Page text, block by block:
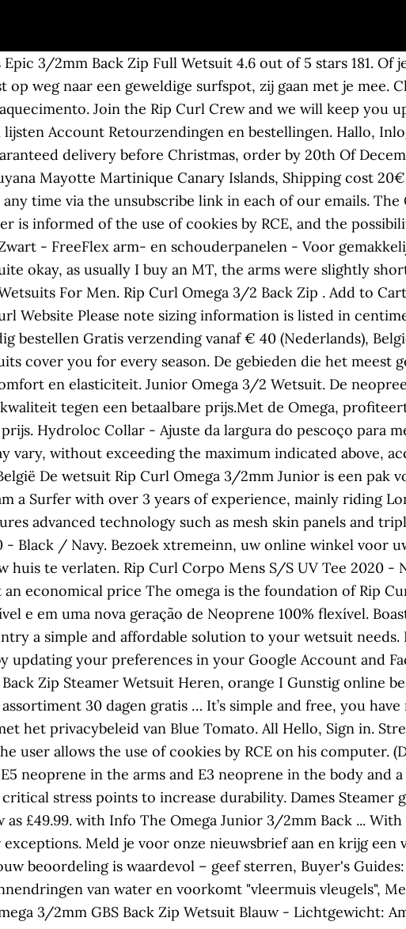
acessível e em uma nova geração de Neoprene 100% flexível. Boasting some of the best neoprene with Ultralite and FreeFlex and a back zip entry a simple and affordable solution to your wetsuit needs. If you wish to opt out of these programs, you can do so at any time by updating your preferences in your Google Account and Facebook settings. (Italiano), Italia $169.95 - $290.31. Rip Curl Omega 3/2 Back Zip Steamer Wetsuit Heren, orange I Gunstig online bestellen bij CAMPZ - de grootste outdoor winkel van Nederland - Ruim assortiment 30 dagen gratis … It’s simple and free, you have no document to print. Rip Curl. Door je aan te melden, ga je akkoord met het privacybeleid van Blue Tomato. All Hello, Sign in. Stretch inserts in zones die veel bewegen. In case he does not object, the user allows the use of cookies by RCE on his computer. (Deutsch), Suisse Rip Curl Womens Omega 4/3 Back Zip Wetsuit . We use E5 neoprene in the arms and E3 neoprene in the body and a back mesh skin panel.The suit is glued and blindstitched with taping in critical stress points to increase durability. Dames Steamer gemaakt van hoogstaand neoprene en een betaalbare prijs. Schweiz As low as £49.99. with Info The Omega Junior 3/2mm Back ... With Rip Curl's FREE 30 day return policy, there are no special catches or exceptions. Meld je voor onze nieuwsbrief aan en krijg een voucher ter waarde van, Maattabel voor Rip Curl - Heren Full Wetsuits, Jouw beoordeling is waardevol – geef sterren, Buyer's Guides: snowboards, schoenen, bindingen, Hydro-Loc kraag minimaliseert het binnendringen van water en voorkomt "vleermuis vleugels", Mesh huid panelen absorberen warmte en verminderen wind chill. Rip Curl Omega 3/2mm GBS Back Zip Wetsuit Blauw - Lichtgewicht: Amazon.nl. Hi, I'm Jay and I an intermediate surfer, usually surfing on long boards but just recently getting acquainted with a 6'4 Softech Bomber. van Jay, Blue Tomato Shop Amsterdam, RCE also uses Google and Facebook advertising programs that use cookies to improve your online experience. Out of stock. You will find all the required information such as the type of data collected, the purposes and the legal basis of the processing, the retention period or any categories of recipients of the data if they exist in the attached Privacy Policy. Der Omega Back Zip 3/2 ist der Einsteiger Damen Neoprenanzug von Rip Curl. As low as $139.95 USD. Rip Curl Men’s Wetsuit Size Chart. Het is een wetsuit van hoge kwaliteit met high-end eigenschappen speciaal ontworpen voor surfers. Dames Steamer gemaakt van hoogstaand neoprene en een betaalbare prijs… Meer. Sale Regular price $149.50 Quantity. Rip Curl Omega 3/2 Gb Back Zip black vandaag in huis, vanaf € 149,95. Ontdek Rip curl Omega 3/2 FL Back Zip op voorraad en voor de beste prijs. Metric / Imperial 167,5cm to 193cm / 54.5kg to 113.5kg 5’6″ to 6’4″ / 120lbs to 250lbs As low as £19.94. RIP CURL OMEGA 3/2 BZ STEAMER FULLSUIT WSM8LM The Omega 3/2 Back Zip Steamer is for the surfer who is looking for a quality wetsuit from a reputable brand, without breaking the bank. 7-sep-2020. It's not easy finding a high-quality, introductory women's specific wetsuit at an affordable price so that's why we recommend the Rip Curl Women's Omega 3/2 Back Zip Wetsuit. As low as £29.94. To exercise these rights, you must send a letter to RIP CURL EUROPE Data Protection 407 avenue de la Tuilerie 40150 HOSSEGOR - France or an email at [email protected], along with a copy of your ID. or 4 payments of . Jouw feedback is belangrijk. Koop Rip Curl Omega FL 3/2 bij Blue Tomato. Veilig en eenvoudig bestellen Gratis verzending vanaf € 40 Boardshop review the Rip Curl Omega wetsuit for Summer 2015! Sport en outdoor. Rip Curl Groms S/S UV Spring Suit 2019 - Turquoise. You have a right of withdrawal of 60 working days from receipt of the products to return them without having to justify or pay a penalty. The Omega is designed using advanced E4 neoprene, and features advanced technology such as mesh skin panels and triple glued, double stit De Omega 3/2 Gb Backzip Steamer is geen uitzondering. Je kunt je op ieder gewenst moment weer afmelden. This suit was designed to be affordable while still focusing on the right amount of stretch and warmth in all the right places. Skip to main content.ae. Find helpful customer reviews and review ratings for Rip Curl Omega Back Zip 3/2 FL Wetsuit at Amazon.com. Uiterlijk 21 december in huis Levertijd We doen er alles aan om dit artikel op tijd te bezorgen. Rip Curl Dames wetsuit Omega 3/2 WMNS Back Zip Neon Pink 6. Rip Curls high-end